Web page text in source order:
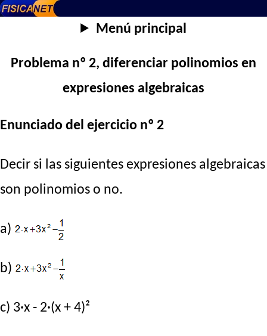
Menú principal
Problema nº 2, diferenciar polinomios en
expresiones algebraicas
Enunciado del ejercicio nº 2
Decir si las siguientes expresiones algebraicas
son polinomios o no.
a)
b)
c) 3·x - 2·(x + 4)²